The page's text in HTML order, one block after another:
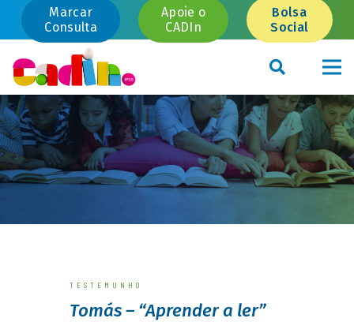
Marcar
Consulta
Apoie o
CADIn
Bolsa
Social
TESTEMUNHO
Tomás – “Aprender a ler”